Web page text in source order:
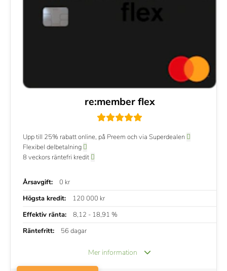
re:member flex
Upp till 25% rabatt online, på Preem och via Superdealen
Flexibel delbetalning
8 veckors räntefri kredit
Årsavgift:
0 kr
Högsta kredit:
120 000 kr
Effektiv ränta:
8,12 - 18,91 %
Räntefritt:
56 dagar
Mer information